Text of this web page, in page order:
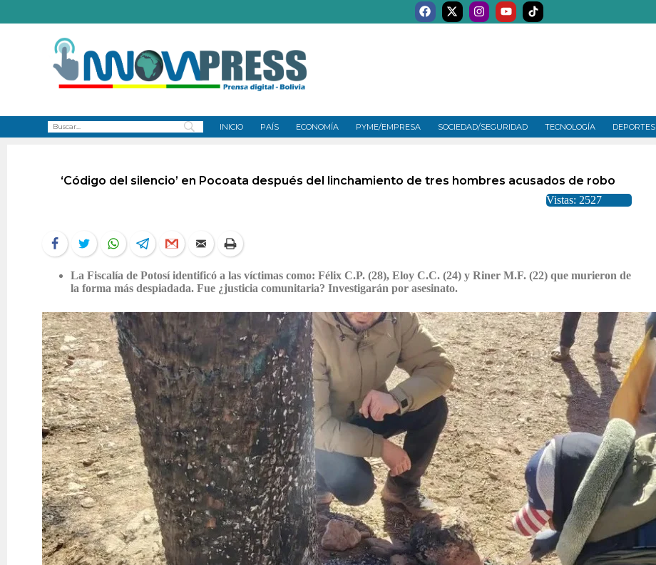
INICIO PAÍS ECONOMÍA PYME/EMPRESA SOCIEDAD/SEGURIDAD TECNOLOGÍA DEPORTES
‘Código del silencio’ en Pocoata después del linchamiento de tres hombres acusados de robo
Vistas: 2527
La Fiscalía de Potosí identificó a las víctimas como: Félix C.P. (28), Eloy C.C. (24) y Riner M.F. (22) que murieron de
la forma más despiadada. Fue ¿justicia comunitaria? Investigarán por asesinato.